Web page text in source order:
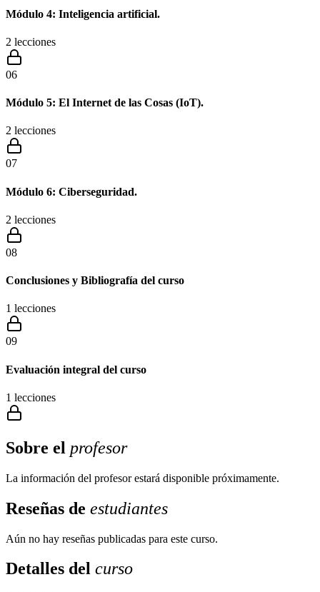
Módulo 4: Inteligencia artificial.
2 lecciones
06
Módulo 5: El Internet de las Cosas (IoT).
2 lecciones
07
Módulo 6: Ciberseguridad.
2 lecciones
08
Conclusiones y Bibliografía del curso
1 lecciones
09
Evaluación integral del curso
1 lecciones
Sobre el profesor
La información del profesor estará disponible próximamente.
Reseñas de estudiantes
Aún no hay reseñas publicadas para este curso.
Detalles del curso